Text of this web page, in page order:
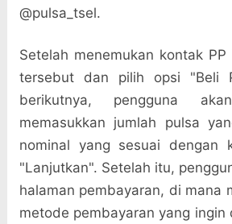
@pulsa_tsel.
Setelah menemukan kontak
tersebut dan pilih opsi "Beli
berikutnya, pengguna
memasukkan jumlah pulsa
nominal yang sesuai dengan
"Lanjutkan". Setelah itu,
halaman pembayaran, di mana
metode pembayaran yang ingin